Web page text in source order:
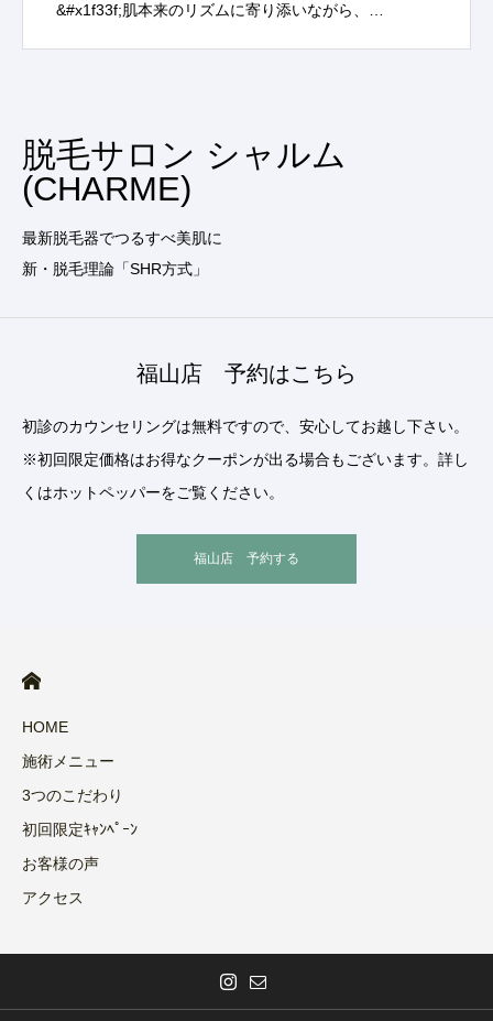
&#x1f33f;肌本来のリズムに寄り添いながら、…
脱毛サロン シャルム
(CHARME)
最新脱毛器でつるすべ美肌に
新・脱毛理論「SHR方式」
福山店 予約はこちら
初診のカウンセリングは無料ですので、安心してお越し下さい。
※初回限定価格はお得なクーポンが出る場合もございます。詳し
くはホットペッパーをご覧ください。
福山店 予約する
HOME
施術メニュー
3つのこだわり
初回限定ｷｬﾝﾍﾟｰﾝ
お客様の声
アクセス